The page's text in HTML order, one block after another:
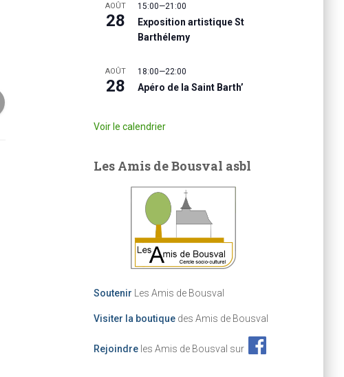
AOÛT
28
15:00—21:00
Exposition artistique St
Barthélemy
AOÛT
28
18:00—22:00
Apéro de la Saint Barth’
Voir le calendrier
Les Amis de Bousval asbl
Soutenir Les Amis de Bousval
Visiter la boutiquedes Amis de Bousval
Rejoindreles Amis de Bousval sur